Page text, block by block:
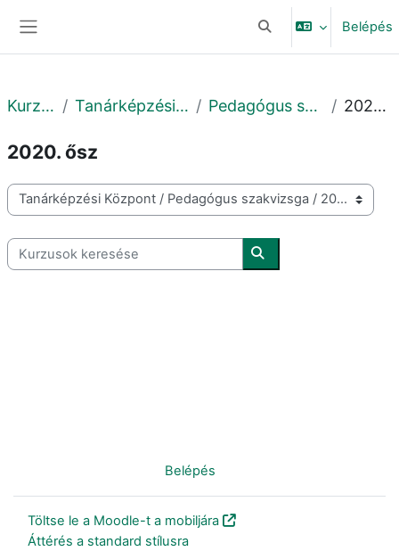
Keresési bemeneti
Belépés
Kurzusok Tanárképzési Központ Pedagógus szakvizsga 2020. ősz
2020. ősz
Kurzuskategóriák
Kurzusok keresése
Kurzusok keresése
Belépés
Töltse le a Moodle-t a mobiljára
Áttérés a standard stílusra